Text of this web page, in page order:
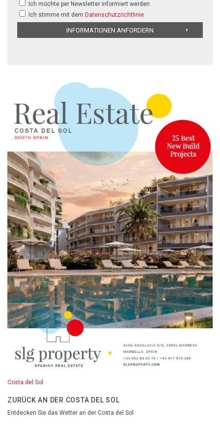
Ich möchte per Newsletter informiert werden
Ich stimme mit dem Datenschutzrichtlinie
Costa del Sol
ZURÜCK AN DER COSTA DEL SOL
Entdecken Sie das Wetter an der Costa del Sol